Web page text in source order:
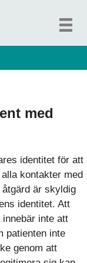
med
identitet för att
kontakter med
är skyldig
identitet. Att
inte att
patienten inte
genom att